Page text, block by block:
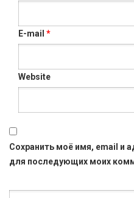
E-mail *
Website
Сохранить моё имя, email и
для последующих моих